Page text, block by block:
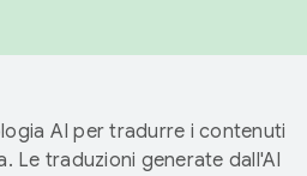
AI per tradurre i contenuti
Le traduzioni generate dall'AI